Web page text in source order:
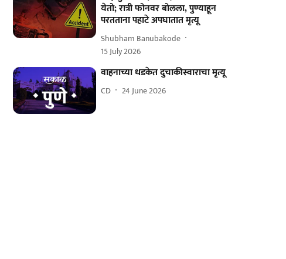
येतो; रात्री फोनवर बोलला, पुण्याहून
परतताना पहाटे अपघातात मृत्यू
Shubham Banubakode
15 July 2026
वाहनाच्या धडकेत दुचाकीस्वाराचा मृत्यू
CD 24 June 2026